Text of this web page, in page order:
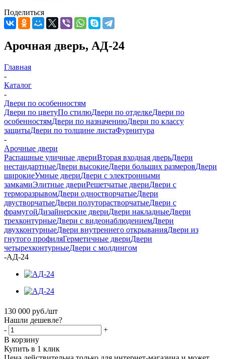
Поделиться
Арочная дверь, АД-24
Главная
-
Каталог
-
Двери по особенностям
Двери по цветуПо стилюДвери по отделкеДвери по
особенностямДвери по назначениюДвери по классу
защитыДвери по толщине листаФурнитура
-
Арочные двери
Распашные уличные двериВторая входная дверьДвери
нестандартныеДвери высокиеДвери больших размеровДвери
широкиеУмные двериДвери с электронными
замкамиЭлитные двериРешетчатые двериДвери с
терморазрывомДвери одностворчатыеДвери
двустворчатыеДвери полуторастворчатыеДвери с
фрамугойДизайнерские двериДвери накладныеДвери
трехконтурныеДвери с видеонаблюдениемДвери
двухконтурныеДвери внутреннего открыванияДвери из
гнутого профиляГерметичные двериДвери
четырехконтурныеДвери с молдингом
-АД-24
130 000 руб./шт
Нашли дешевле?
-
+
В корзину
Купить в 1 клик